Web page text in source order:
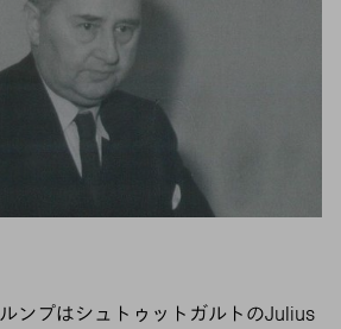
ンプはシュトゥットガルトのJulius